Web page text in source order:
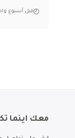
قبل أسبوع
معك اينما